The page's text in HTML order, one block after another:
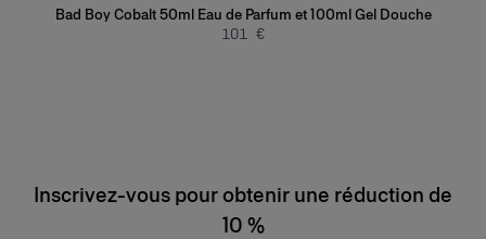
Bad Boy Cobalt 50ml Eau de Parfum et 100ml Gel Douche
101 €
Inscrivez-vous pour obtenir une réduction de
10 %